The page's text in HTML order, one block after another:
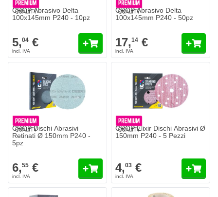
CROP Abrasivo Delta
100x145mm P240 - 10pz
5,04 €
CROP Abrasivo Delta
100x145mm P240 - 50pz
17,14 €
CROP Dischi Abrasivi
Retinati Ø 150mm P240 -
5pz
6,55 €
CROP Elixir Dischi Abrasivi Ø
150mm P240 - 5 Pezzi
4,03 €